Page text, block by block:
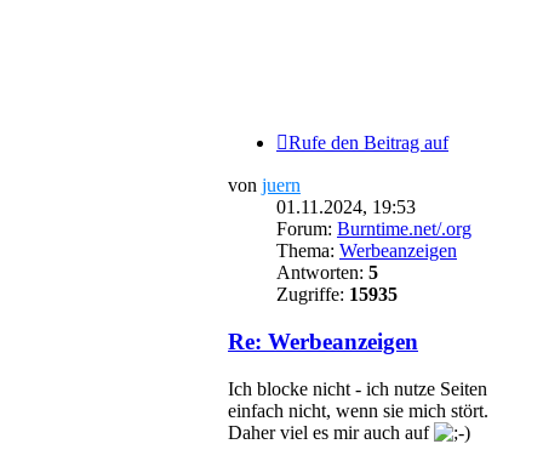
Rufe den Beitrag auf
von juern
01.11.2024, 19:53
Forum: Burntime.net/.org
Thema: Werbeanzeigen
Antworten: 5
Zugriffe: 15935
Re: Werbeanzeigen
Ich blocke nicht - ich nutze Seiten
einfach nicht, wenn sie mich stört.
Daher viel es mir auch auf